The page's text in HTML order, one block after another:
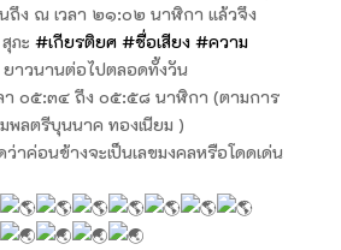
ง ณ เวลา ๒๑:๐๒ นาฬิกา แล้วจึง
ภะ #เกียรติยศ #ชื่อเสียง #ความ
าวนานต่อไปตลอดทั้งวัน
า ๐๕:๓๔ ถึง ๐๕:๕๘ นาฬิกา (ตามการ
ลตรีบุนนาค ทองเนียม )
ค่อนข้างจะเป็นเลขมงคลหรือโดดเด่น